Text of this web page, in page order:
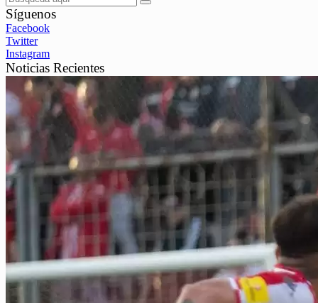
Síguenos
Facebook
Twitter
Instagram
Noticias Recientes